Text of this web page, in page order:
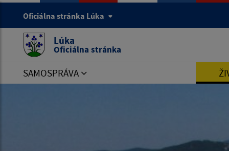
Oficiálna stránka Lúka
Lúka
Oficiálna stránka
SAMOSPRÁVA